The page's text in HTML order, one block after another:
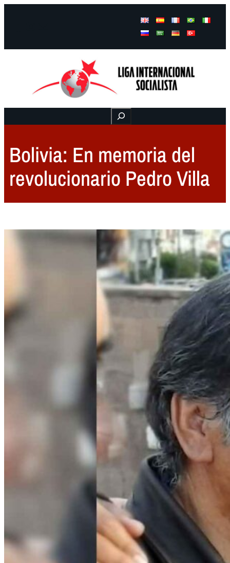
Buscar
Bolivia: En memoria del
revolucionario Pedro Villa